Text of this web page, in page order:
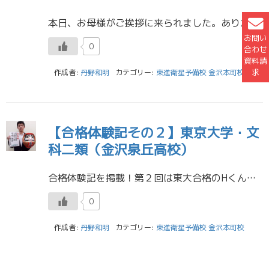
お問い
合わせ
資料請
求
本日、お母様がご挨拶に来られました。ありがとうございます。 遅くなりましたが合格体験記をアップいたします。 富山大学人文学部合格 Nさん 星稜高校 私は頭のいい友達の勉強法を真似していました。自分では効率のいい勉強の仕 […]
0
作成者: 丹野和明 カテゴリー: 東進衛星予備校 金沢本町校
【合格体験記その２】東京大学・文
科二類（金沢泉丘高校）
合格体験記を掲載！第２回は東大合格のHくん（金沢泉丘高校）です。 東京大学 文科二類 Hくん 金沢泉丘高校 東進のお薦めの講座・講師の先生および受講後の具体的な効果 まず数学の長岡恭史先生の講座をお薦めします。長岡先生の […]
0
作成者: 丹野和明 カテゴリー: 東進衛星予備校 金沢本町校